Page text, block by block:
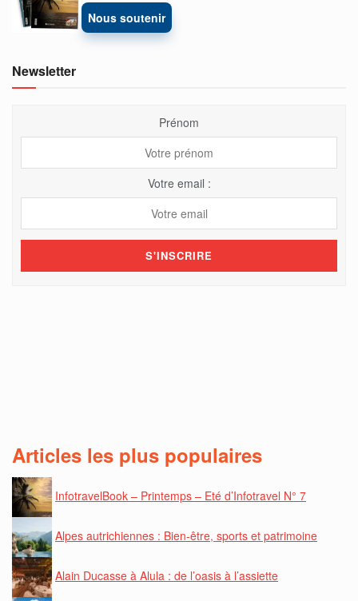
Nous soutenir
Newsletter
Prénom
Votre email :
Articles les plus populaires
InfotravelBook – Printemps – Eté d’Infotravel N° 7
Alpes autrichiennes : Bien-être, sports et patrimoine
Alain Ducasse à Alula : de l’oasis à l’assiette